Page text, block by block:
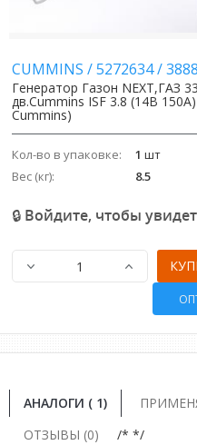
CUMMINS /5272634/
Генератор Газон NEXT,ГАЗ
дв.Cummins ISF 3.8 (14В
Cummins)
Кол-во в упаковке: 1 шт
Вес (кг):
8.5
🔒 Войдите, чтобы
АНАЛОГИ ( 1)
ОТЗЫВЫ (0)
/* */